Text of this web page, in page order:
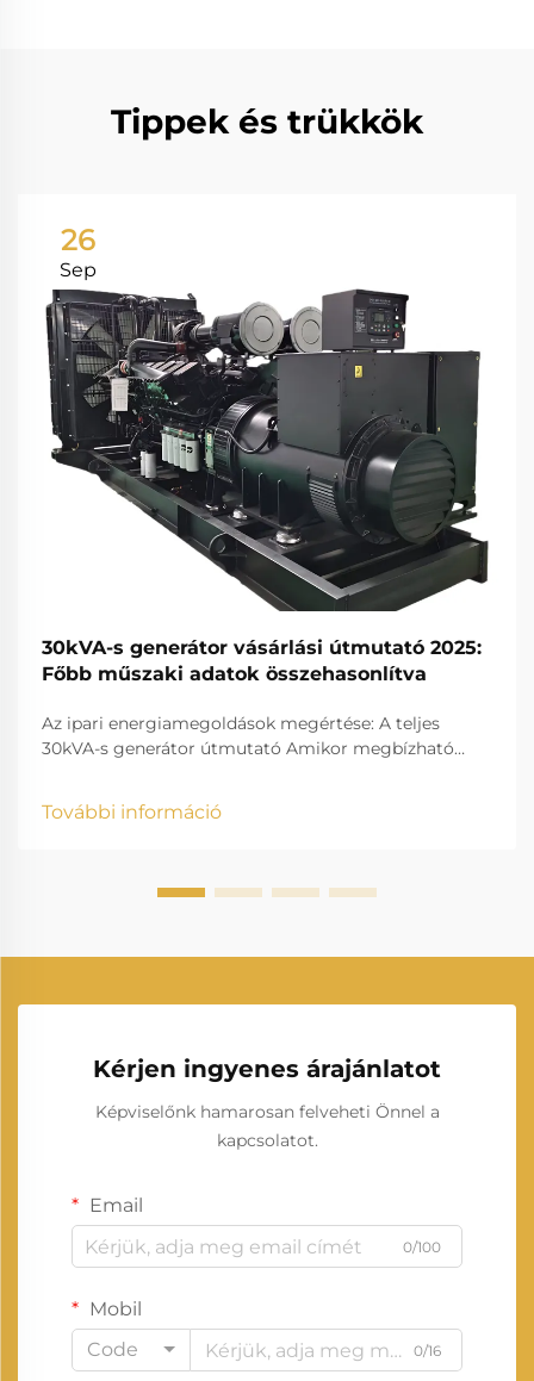
Tippek és trükkök
26
Sep
30kVA-s generátor vásárlási útmutató 2025:
Főbb műszaki adatok összehasonlítva
Az ipari energiamegoldások megértése: A teljes
30kVA-s generátor útmutató Amikor megbízható
tartalékrendszerek számára, akkor a 30kVA-s
További információ
Kérjen ingyenes árajánlatot
Képviselőnk hamarosan felveheti Önnel a
kapcsolatot.
Email
0/100
Mobil
Code
0/16